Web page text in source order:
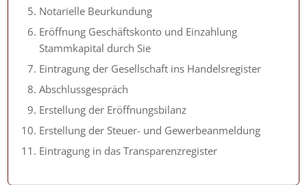
Notarielle Beurkundung
Eröffnung Geschäftskonto und Einzahlung
Stammkapital durch Sie
Eintragung der Gesellschaft ins Handelsregister
Abschlussgespräch
Erstellung der Eröffnungsbilanz
Erstellung der Steuer- und Gewerbeanmeldung
Eintragung in das Transparenzregister